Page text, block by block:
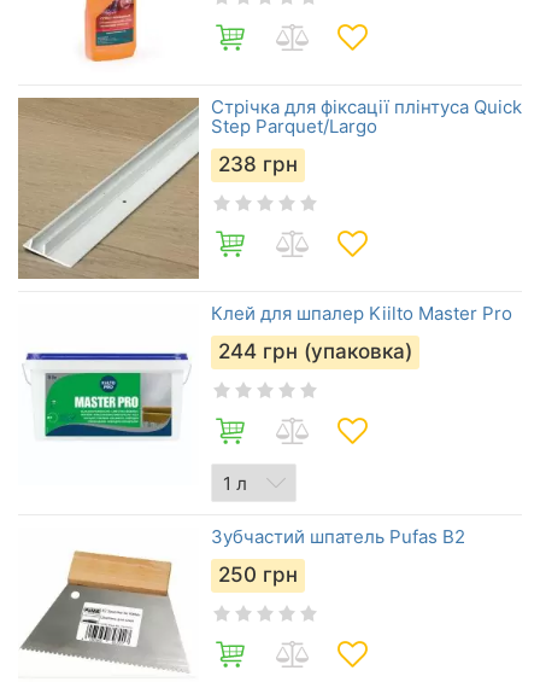
Стрічка для фіксації плінтуса Quick
Step Parquet/Largo
238 грн
Клей для шпалер Kiilto Master Pro
244 грн (упаковка)
Зубчастий шпатель Pufas B2
250 грн